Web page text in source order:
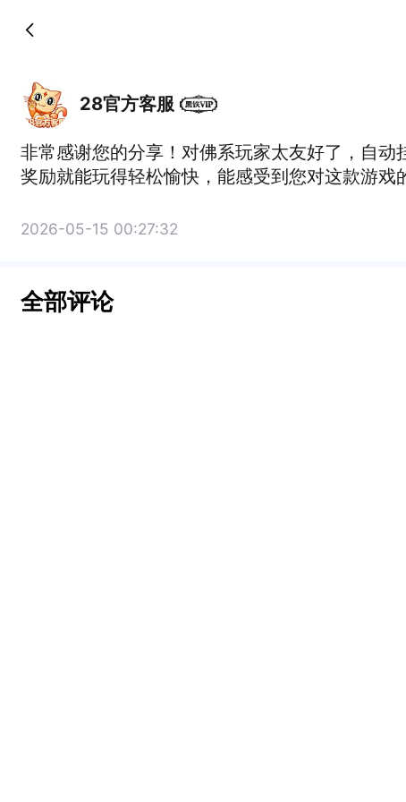
28官方客服
非常感谢您的分享！对佛系玩家太友好了，自
奖励就能玩得轻松愉快，能感受到您对这款游
2026-05-15 00:27:32
全部评论